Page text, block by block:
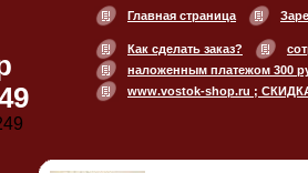
Главная страница
Как сделать заказ?
наложенным платежом 300
www.vostok-shop.ru ;